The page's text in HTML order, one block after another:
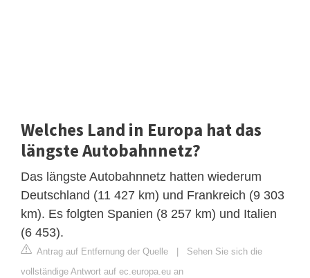
Welches Land in Europa hat das
längste Autobahnnetz?
Das längste Autobahnnetz hatten wiederum
Deutschland (11 427 km) und Frankreich (9 303
km). Es folgten Spanien (8 257 km) und Italien
(6 453).
Antrag auf Entfernung der Quelle
Sehen Sie sich die
vollständige Antwort auf ec.europa.eu an